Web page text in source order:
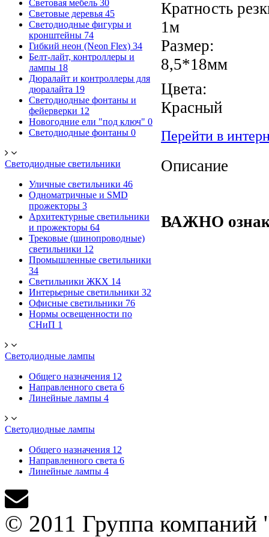
Световая мебель 30
Световые деревья 45
Светодиодные фигуры и
кронштейны 74
Гибкий неон (Neon Flex) 34
Белт-лайт, контроллеры и
лампы 18
Дюралайт и контроллеры для
дюралайта 19
Светодиодные фонтаны и
фейерверки 12
Новогодние ели "под ключ" 0
Светодиодные фонтаны 0
Светодиодные светильники
Уличные светильники 46
Одноматричные и SMD
прожекторы 3
Архитектурные светильники
и прожекторы 64
Трековые (шинопроводные)
светильники 12
Промышленные светильники
34
Светильники ЖКХ 14
Интерьерные светильники 32
Офисные светильники 76
Нормы освещенности по
СНиП 1
Светодиодные лампы
Общего назначения 12
Направленного света 6
Линейные лампы 4
Светодиодные лампы
Общего назначения 12
Направленного света 6
Линейные лампы 4
Кратность
1м
Размер:
8,5*18мм
Цвета:
Красный
Перейти в
Описание
ВАЖНО
© 2011 Группа